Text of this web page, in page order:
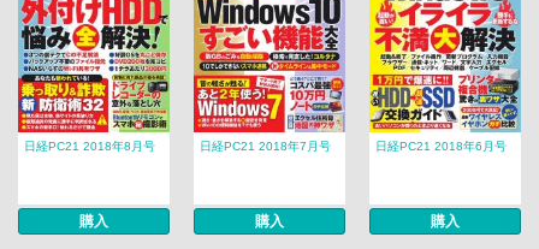
日経PC21 2018年8月号
購入
日経PC21 2018年7月号
購入
日経PC21 2018年6月号
購入